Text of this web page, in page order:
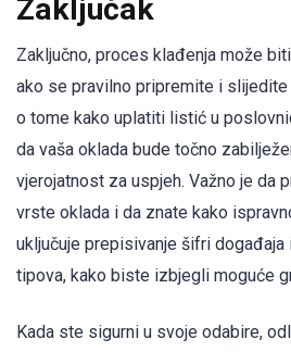
Zaključak
Zaključno, proces klađenja može
ako se pravilno pripremite i slijedite
o tome kako uplatiti listić u
da vaša oklada bude točno
vjerojatnost za uspjeh. Važno je da
vrste oklada i da znate kako
uključuje prepisivanje šifri događaja
tipova, kako biste izbjegli moguće
Kada ste sigurni u svoje odabire,